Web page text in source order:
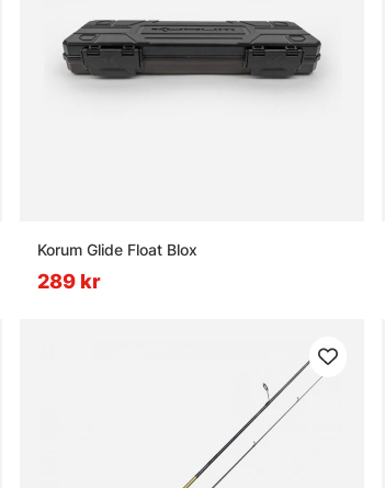
Korum Glide Float Blox
289 kr